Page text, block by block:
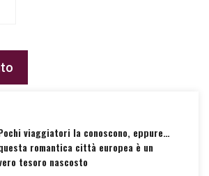
viaggiatori la conoscono, eppure…
romantica città europea è un
tesoro nascosto